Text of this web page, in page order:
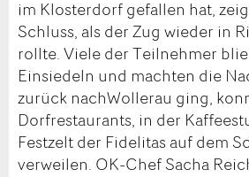
im Klosterdorf gefallen hat,
Schluss, als der Zug wieder in
rollte. Viele der Teilnehmer
Einsiedeln und machten die
zurück nachWollerau ging,
Dorfrestaurants, in der
Festzelt der Fidelitas auf dem
verweilen. OK-Chef Sacha